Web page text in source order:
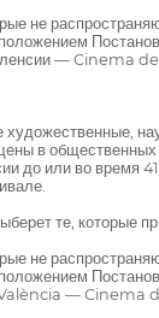
не
— Cinema
художественные,
в
до или во
те, которые
не
València — Cinema